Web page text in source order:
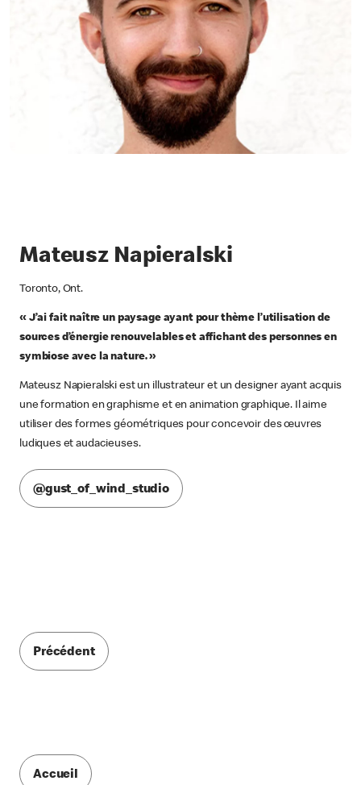
Mateusz Napieralski
Toronto, Ont.
« J’ai fait naître un paysage ayant pour thème l’utilisation de
sources d’énergie renouvelables et affichant des personnes en
symbiose avec la nature. »
Mateusz Napieralski est un illustrateur et un designer ayant acquis
une formation en graphisme et en animation graphique. Il aime
utiliser des formes géométriques pour concevoir des œuvres
ludiques et audacieuses.
@gust_of_wind_studio
Précédent
Accueil